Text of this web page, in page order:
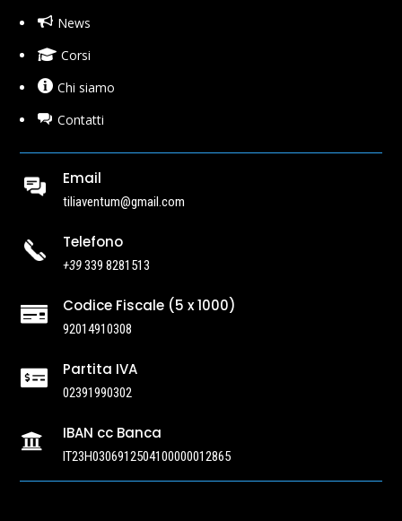
News
Corsi
Chi siamo
Contatti
Email
tiliaventum@gmail.com
Telefono
+39339 8281513
 Codice Fiscale (5 x 1000)
92014910308
 Partita IVA
02391990302
 IBAN cc Banca
IT23H0306912504100000012865